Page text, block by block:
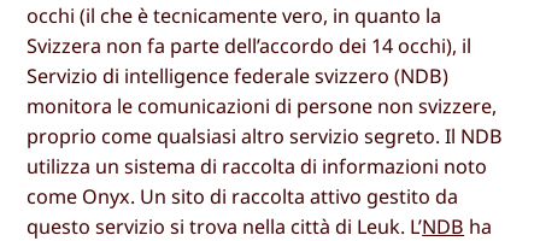
occhi (il che è tecnicamente vero, in quanto la
Svizzera non fa parte dell’accordo dei 14 occhi), il
Servizio di intelligence federale svizzero (NDB)
monitora le comunicazioni di persone non svizzere,
proprio come qualsiasi altro servizio segreto. Il NDB
utilizza un sistema di raccolta di informazioni noto
come Onyx. Un sito di raccolta attivo gestito da
questo servizio si trova nella città di Leuk. L’NDB ha